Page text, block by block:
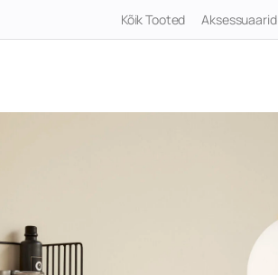
Kõik Tooted Aksessuaarid